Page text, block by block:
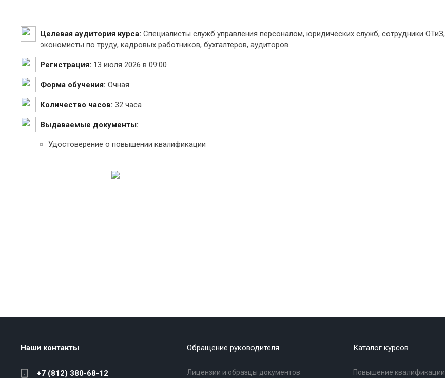
Целевая аудитория курса: Специалисты служб управления персоналом, юридических служб, сотрудники ОТиЗ,
экономисты по труду, кадровых работников, бухгалтеров, аудиторов
Регистрация: 13 июля 2026 в 09:00
Форма обучения: Очная
Количество часов: 32 часа
Выдаваемые документы:
Удостоверение о повышении квалификации
Наши контакты
+7 (812) 380-68-12
Обращение руководителя
Лицензии и образцы документов
Каталог курсов
Повышение квалификации